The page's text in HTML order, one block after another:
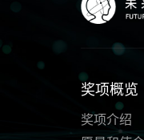
奖项概览
奖项介绍